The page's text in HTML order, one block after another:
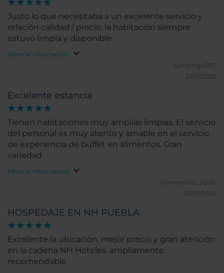
Excelente estancia
Tienen habitaciones muy amplias limpias. El servicio
del personal es muy atento y amable en el servicio
de experiencia de buffet en alimentos. Gran
variedad.
Mostrar información
luiseramirez_2006.
23/07/2026
HOSPEDAJE EN NH PUEBLA
Excelente la ubicación, mejor precio y gran atención
en la cadena NH Hoteles, ampliamente
recomendable
Justo lo que necesitaba a un excelente servicio y
relación calidad / precio, la habitación siempre
estuvo limpia y disponible
Mostrar información
lumaroga1971.
21/07/2025